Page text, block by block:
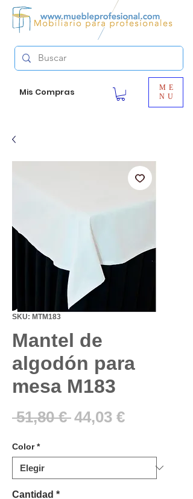
Mis Compras
ME
NU
SKU: MTM183
Mantel de
algodón para
mesa M183
51,80 € Precio
44,03 €Precio
oferta
Color *
Cantidad *